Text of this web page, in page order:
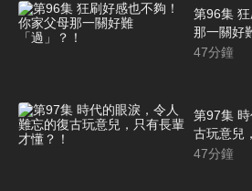
第96集
那一關好
47分鐘
第97集
古玩意兒
47分鐘